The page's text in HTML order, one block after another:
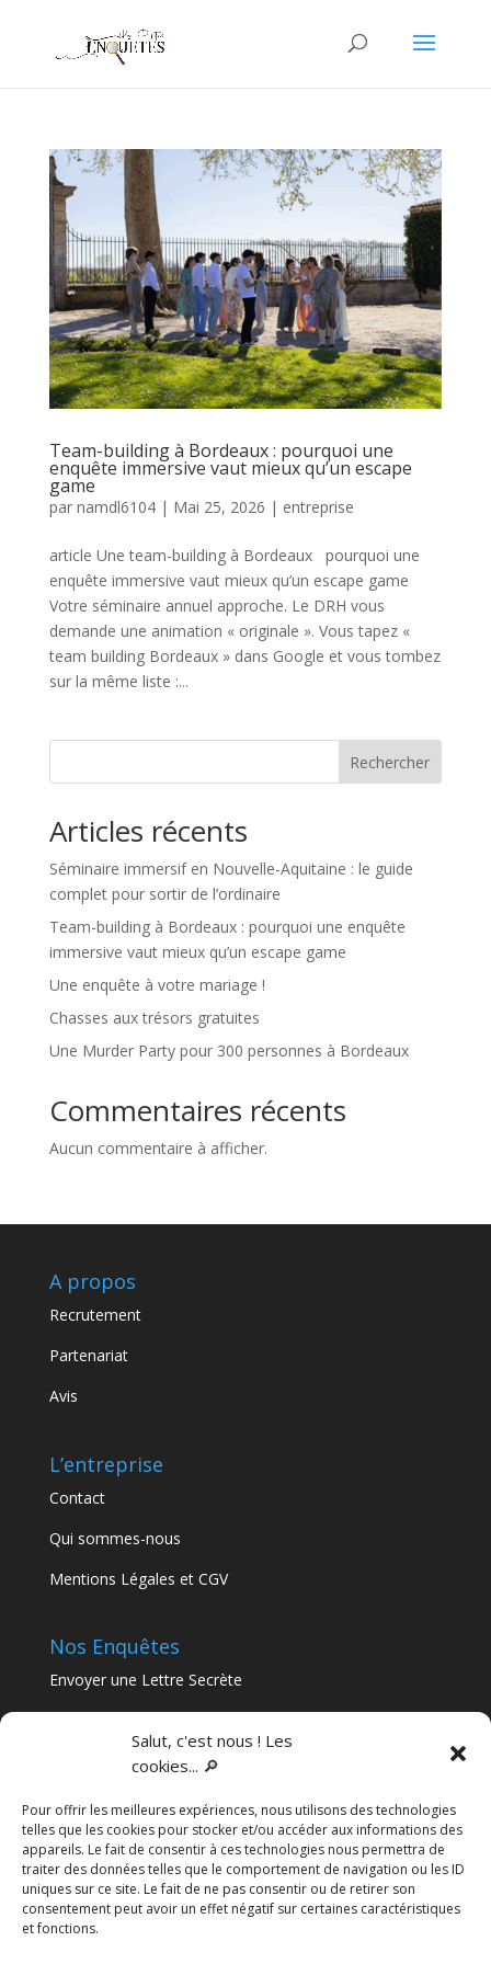
Salut, c'est nous ! Les
cookies... 🔎
Pour offrir les meilleures expériences, nous utilisons des technologies
telles que les cookies pour stocker et/ou accéder aux informations des
appareils. Le fait de consentir à ces technologies nous permettra de
traiter des données telles que le comportement de navigation ou les ID
uniques sur ce site. Le fait de ne pas consentir ou de retirer son
consentement peut avoir un effet négatif sur certaines caractéristiques
et fonctions.
Team-building à Bordeaux : pourquoi une
enquête immersive vaut mieux qu’un escape
game
par namdl6104| Mai 25, 2026 | entreprise
article Une team-building à Bordeaux pourquoi une
enquête immersive vaut mieux qu’un escape game
Votre séminaire annuel approche. Le DRH vous
demande une animation « originale ». Vous tapez «
team building Bordeaux » dans Google et vous tombez
sur la même liste :...
Rechercher
Articles récents
Séminaire immersif en Nouvelle-Aquitaine : le guide
complet pour sortir de l’ordinaire
Team-building à Bordeaux : pourquoi une enquête
immersive vaut mieux qu’un escape game
Une enquête à votre mariage !
Chasses aux trésors gratuites
Une Murder Party pour 300 personnes à Bordeaux
Commentaires récents
Aucun commentaire à afficher.
A propos
Recrutement
Partenariat
Avis
L’entreprise
Contact
Qui sommes-nous
Mentions Légales et CGV
Nos Enquêtes
Envoyer une Lettre Secrète
Séminaire immersif en Nouvelle-Aquitaine : le guide
complet pour sortir de l’ordinaire
Team-building à Bordeaux : pourquoi une enquête
immersive vaut mieux qu’un escape game
Une enquête à votre mariage !